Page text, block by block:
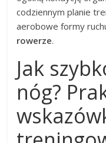
codziennym planie
aerobowe formy
rowerze.
Jak
nóg?